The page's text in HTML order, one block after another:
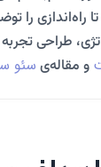
راه‌اندازی را
طراحی
و مقاله‌ی سئو